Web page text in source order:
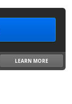
LEARN MORE